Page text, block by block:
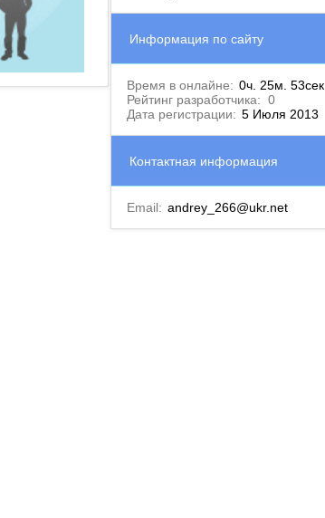
Информация по сайту
Время в онлайне: 0ч. 25м. 53сек.
Рейтинг разработчика: 0
Дата регистрации: 5 Июля 2013
Контактная информация
Email: andrey_266@ukr.net